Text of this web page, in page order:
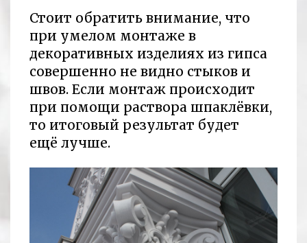
Стоит обратить внимание, что
при умелом монтаже в
декоративных изделиях из гипса
совершенно не видно стыков и
швов. Если монтаж происходит
при помощи раствора шпаклёвки,
то итоговый результат будет
ещё лучше.